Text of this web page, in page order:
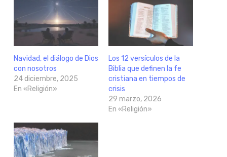
Navidad, el diálogo de Dios
con nosotros
24 diciembre, 2025
En «Religión»
Los 12 versículos de la
Biblia que definen la fe
cristiana en tiempos de
crisis
29 marzo, 2026
En «Religión»